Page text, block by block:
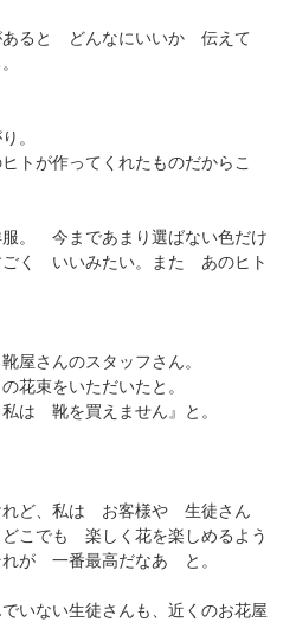
あると どんなにいいか 伝えて
。
トが作ってくれたものだからこ
。 今まであまり選ばない色だけ
く いいみたい。また あのヒト
さんのスタッフさん。
束をいただいたと。
は 靴を買えません』と。
ど、私は お客様や 生徒さん
こでも 楽しく花を楽しめるよう
が 一番最高だなあ と。
いない生徒さんも、近くのお花屋